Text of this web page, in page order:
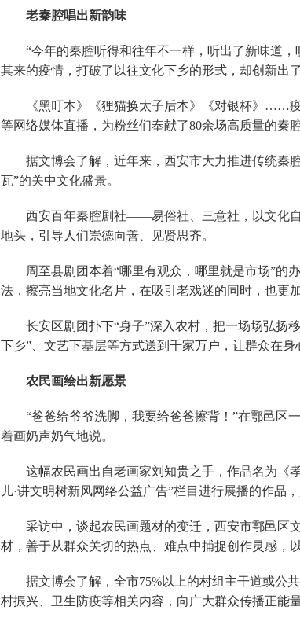
老秦腔唱出新韵味
“今年的秦腔听得和往年不一样，听出了新味道
其来的疫情，打破了以往文化下乡的形式，却创新出
《黑叮本》《狸猫换太子后本》《对银杯》……
等网络媒体直播，为粉丝们奉献了80余场高质量的秦
据文博会了解， 近年来，西安市大力推进传统秦
瓦”的关中文化盛景。
西安百年秦腔剧社——易俗社、三意社，以文化
地头，引导人们崇德向善、见贤思齐。
周至县剧团本着“哪里有观众，哪里就是市场”的
法，擦亮当地文化名片，在吸引老戏迷的同时，也更
长安区剧团扑下“身子”深入农村，把一场场弘扬
下乡”、文艺下基层等方式送到千家万户，让群众在
农民画绘出新愿景
“爸爸给爷爷洗脚，我要给爸爸擦背！”在鄠邑区
着画奶声奶气地说。
这幅农民画出自老画家刘知贵之手，作品名为《
儿·讲文明树新风网络公益广告”栏目进行展播的作品
采访中，谈起农民画题材的变迁，西安市鄠邑区
材，善于从群众关切的热点、难点中捕捉创作灵感，
据文博会了解，全市75%以上的村组主干道或公
村振兴、卫生防疫等相关内容，向广大群众传播正能